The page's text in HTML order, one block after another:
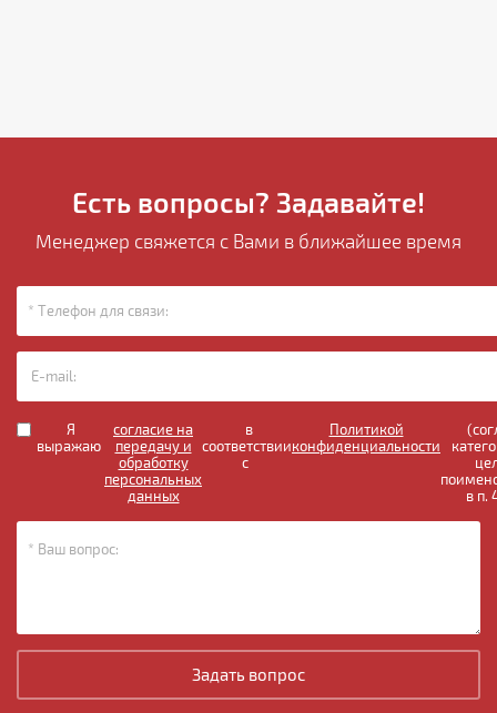
Есть вопросы? Задавайте!
Менеджер свяжется с Вами в ближайшее время
Я
выражаю
согласие на
передачу и
обработку
персональных
данных
в
соответствии
с
Политикой
конфиденциальности
в п.
Задать вопрос